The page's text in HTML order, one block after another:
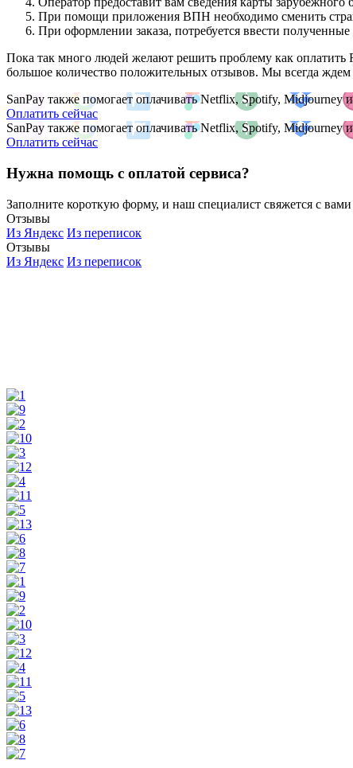
При помощи приложения ВПН необходимо сменить
При оформлении заказа, потребуется ввести
Пока так много людей желают решить проблему как оплатить
большое количество положительных отзывов. Мы всегда ждем
SanPay также помогает оплачивать Netflix, Spotify, Midjourney
Оплатить сейчас
SanPay также помогает оплачивать Netflix, Spotify, Midjourney
Оплатить сейчас
Нужна помощь с оплатой сервиса?
Заполните короткую форму, и наш специалист свяжется с
Отзывы
Из Яндекс Из переписок
Отзывы
Из Яндекс Из переписок